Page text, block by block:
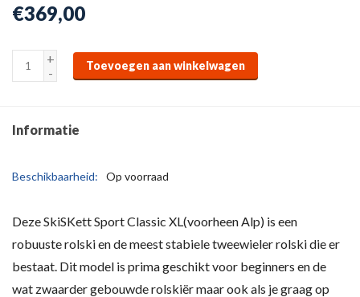
€369,00
+
-
Toevoegen aan winkelwagen
Informatie
Beschikbaarheid: Op voorraad
Deze SkiSKett Sport Classic XL(voorheen Alp) is een
robuuste rolski en de meest stabiele tweewieler rolski die er
bestaat. Dit model is prima geschikt voor beginners en de
wat zwaarder gebouwde rolskiër maar ook als je graag op